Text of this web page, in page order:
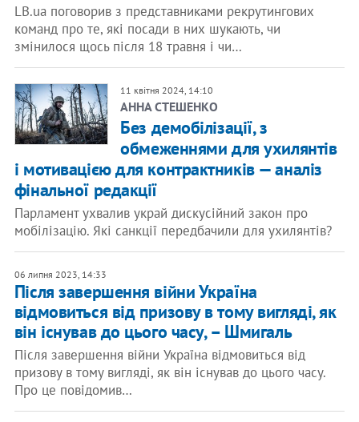
LB.ua поговорив з представниками рекрутингових
команд про те, які посади в них шукають, чи
змінилося щось після 18 травня і чи…
11 квітня 2024, 14:10
АННА СТЕШЕНКО
Без демобілізації, з
обмеженнями для ухилянтів
і мотивацією для контрактників — аналіз
фінальної редакції
Парламент ухвалив украй дискусійний закон про
мобілізацію. Які санкції передбачили для ухилянтів?
06 липня 2023, 14:33
Після завершення війни Україна
відмовиться від призову в тому вигляді, як
він існував до цього часу, – Шмигаль
Після завершення війни Україна відмовиться від
призову в тому вигляді, як він існував до цього часу.
Про це повідомив…